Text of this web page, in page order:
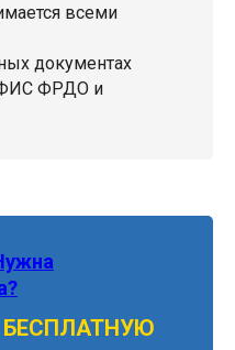
всеми
документах
ФИС ФРДО и
БЕСПЛАТНУЮ